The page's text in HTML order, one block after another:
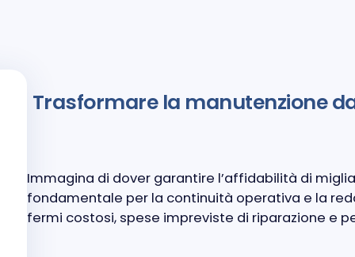
Trasformare la manutenzione
Immagina di dover garantire l’affidabilità di
fondamentale per la continuità operativa e la
fermi costosi, spese impreviste di riparazione e